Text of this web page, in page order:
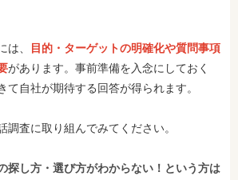
は、
目的・ターゲットの明確化や質問事項
があります。事前準備を入念にしておく
て自社が期待する回答が得られます。
調査に取り組んでみてください。
探し方・選び方がわからない！という方は